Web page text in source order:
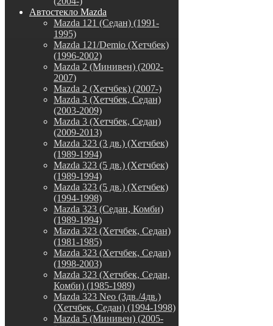
Автостекло Mazda
Mazda 121 (Седан) (1991-
1995)
Mazda 121/Demio (Хетчбек)
(1996-2002)
Mazda 2 (Минивен) (2002-
2007)
Mazda 2 (Хетчбек) (2007-)
Mazda 3 (Хетчбек, Седан)
(2003-2009)
Mazda 3 (Хетчбек, Седан)
(2009-2013)
Mazda 323 (3 дв.) (Хетчбек)
(1989-1994)
Mazda 323 (5 дв.) (Хетчбек)
(1989-1994)
Mazda 323 (5 дв.) (Хетчбек)
(1994-1998)
Mazda 323 (Седан, Комби)
(1989-1994)
Mazda 323 (Хетчбек, Седан)
(1981-1985)
Mazda 323 (Хетчбек, Седан)
(1998-2003)
Mazda 323 (Хетчбек, Седан,
Комби) (1985-1989)
Mazda 323 Neo (3дв./4дв.)
(Хетчбек, Седан) (1994-1998)
Mazda 5 (Минивен) (2005-